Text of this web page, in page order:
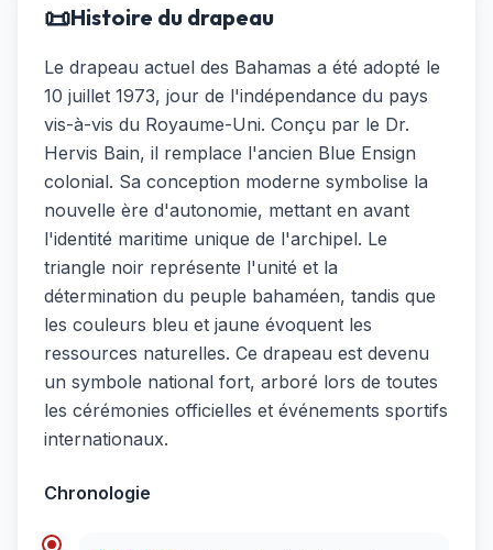
📜Histoire du drapeau
Le drapeau actuel des Bahamas a été adopté le
10 juillet 1973, jour de l'indépendance du pays
vis-à-vis du Royaume-Uni. Conçu par le Dr.
Hervis Bain, il remplace l'ancien Blue Ensign
colonial. Sa conception moderne symbolise la
nouvelle ère d'autonomie, mettant en avant
l'identité maritime unique de l'archipel. Le
triangle noir représente l'unité et la
détermination du peuple bahaméen, tandis que
les couleurs bleu et jaune évoquent les
ressources naturelles. Ce drapeau est devenu
un symbole national fort, arboré lors de toutes
les cérémonies officielles et événements sportifs
internationaux.
Chronologie